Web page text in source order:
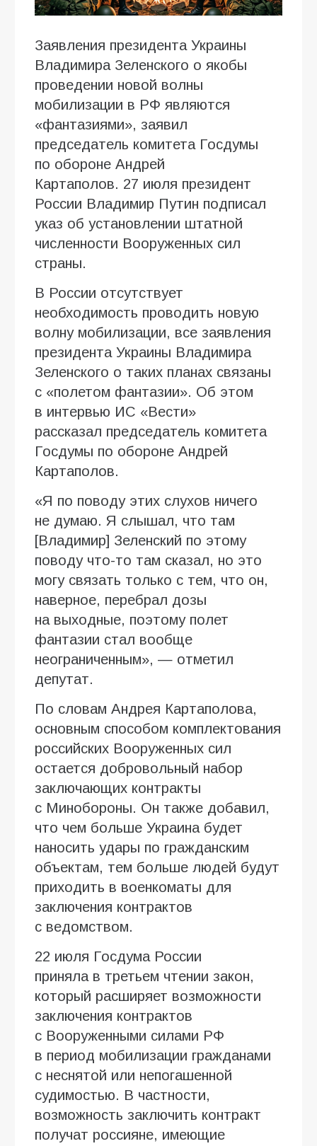
Заявления президента Украины
Владимира Зеленского о якобы
проведении новой волны
мобилизации в РФ являются
«фантазиями», заявил
председатель комитета Госдумы
по обороне Андрей
Картаполов. 27 июля президент
России Владимир Путин подписал
указ об установлении штатной
численности Вооруженных сил
страны.
В России отсутствует
необходимость проводить новую
волну мобилизации, все заявления
президента Украины Владимира
Зеленского о таких планах связаны
с «полетом фантазии». Об этом
в интервью ИC «Вести»
рассказал председатель комитета
Госдумы по обороне Андрей
Картаполов.
«Я по поводу этих слухов ничего
не думаю. Я слышал, что там
[Владимир] Зеленский по этому
поводу что-то там сказал, но это
могу связать только с тем, что он,
наверное, перебрал дозы
на выходные, поэтому полет
фантазии стал вообще
неограниченным», — отметил
депутат.
По словам Андрея Картаполова,
основным способом комплектования
российских Вооруженных сил
остается добровольный набор
заключающих контракты
с Минобороны. Он также добавил,
что чем больше Украина будет
наносить удары по гражданским
объектам, тем больше людей будут
приходить в военкоматы для
заключения контрактов
с ведомством.
22 июля Госдума России
приняла в третьем чтении закон,
который расширяет возможности
заключения контрактов
с Вооруженными силами РФ
в период мобилизации гражданами
с неснятой или непогашенной
судимостью. В частности,
возможность заключить контракт
получат россияне, имеющие